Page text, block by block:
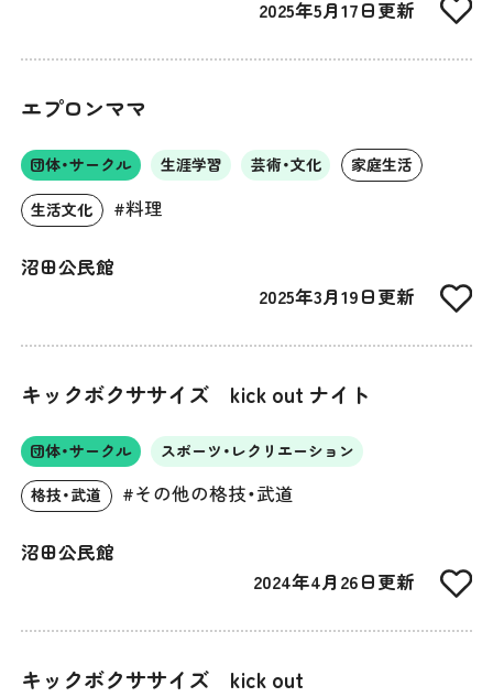
2025年5月17日更新
エプロンママ
団体・サークル 生涯学習 芸術・文化 家庭生活
生活文化 #料理
沼田公民館
2025年3月19日更新
キックボクササイズ kick out ナイト
団体・サークル スポーツ・レクリエーション
格技・武道 #その他の格技・武道
沼田公民館
2024年4月26日更新
キックボクササイズ kick out